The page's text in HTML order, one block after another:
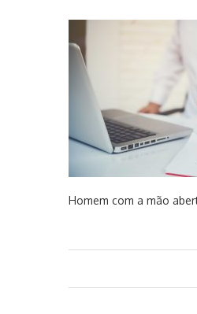
Homem com a mão